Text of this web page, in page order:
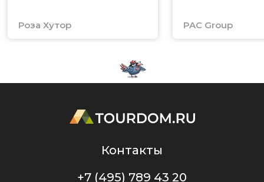
Роза Хутор PAC Group
Контакты
+7 (495) 789 43 20